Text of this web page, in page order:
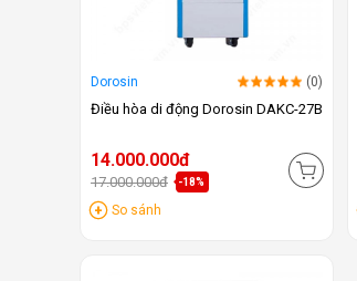
Dorosin (0)
Điều hòa di động Dorosin DAKC-27B
14.000.000đ
17.000.000đ -18%
So sánh